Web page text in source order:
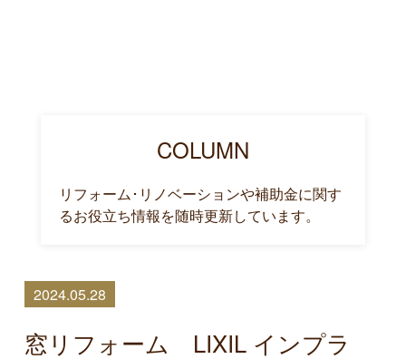
COLUMN
リフォーム･リノベーションや補助金に関す
るお役立ち情報を随時更新しています。
2024.05.28
窓リフォーム LIXIL インプラ